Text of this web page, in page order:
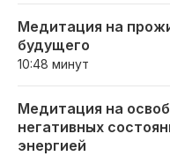
Медитация на
будущего
10:48 минут
Медитация на
негативных
энергией